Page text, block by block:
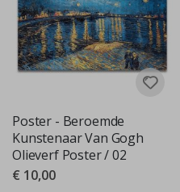
Poster - Beroemde
Kunstenaar Van Gogh
Olieverf Poster / 02
€ 10,00